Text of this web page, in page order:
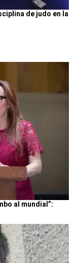
de judo en la
al mundial”: